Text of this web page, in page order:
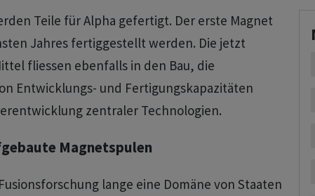
Teile für Alpha gefertigt. Der erste Magnet
Jahres fertiggestellt werden. Die jetzt
fliessen ebenfalls in den Bau, die
Entwicklungs- und Fertigungskapazitäten
zentraler Technologien.
Magnetspulen
lange eine Domäne von Staaten